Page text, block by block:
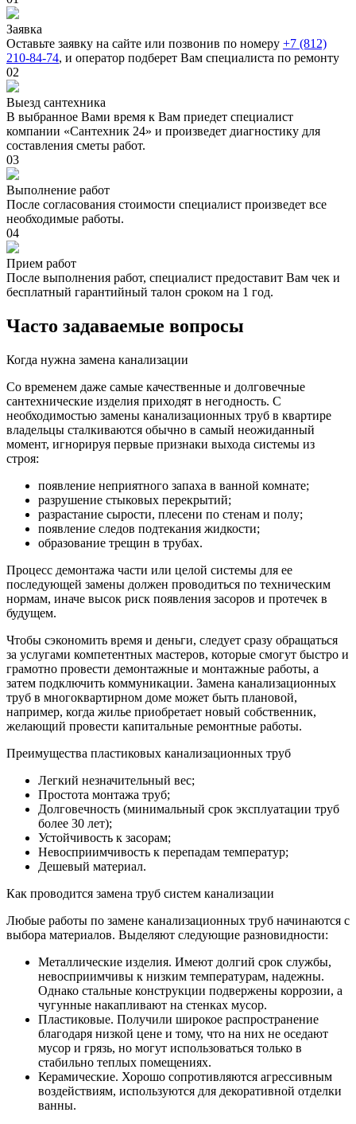
Заявка
Оставьте заявку на сайте или позвонив по номеру +7 (812)
210-84-74, и оператор подберет Вам специалиста по ремонту
02
Выезд сантехника
В выбранное Вами время к Вам приедет специалист
компании «Сантехник 24» и произведет диагностику для
составления сметы работ.
03
Выполнение работ
После согласования стоимости специалист произведет все
необходимые работы.
04
Прием работ
После выполнения работ, специалист предоставит Вам чек и
бесплатный гарантийный талон сроком на 1 год.
Часто задаваемые вопросы
Когда нужна замена канализации
Со временем даже самые качественные и долговечные
сантехнические изделия приходят в негодность. С
необходимостью замены канализационных труб в квартире
владельцы сталкиваются обычно в самый неожиданный
момент, игнорируя первые признаки выхода системы из
строя:
появление неприятного запаха в ванной комнате;
разрушение стыковых перекрытий;
разрастание сырости, плесени по стенам и полу;
появление следов подтекания жидкости;
образование трещин в трубах.
Процесс демонтажа части или целой системы для ее
последующей замены должен проводиться по техническим
нормам, иначе высок риск появления засоров и протечек в
будущем.
Чтобы сэкономить время и деньги, следует сразу обращаться
за услугами компетентных мастеров, которые смогут быстро и
грамотно провести демонтажные и монтажные работы, а
затем подключить коммуникации. Замена канализационных
труб в многоквартирном доме может быть плановой,
например, когда жилье приобретает новый собственник,
желающий провести капитальные ремонтные работы.
Преимущества пластиковых канализационных труб
Легкий незначительный вес;
Простота монтажа труб;
Долговечность (минимальный срок эксплуатации труб
более 30 лет);
Устойчивость к засорам;
Невосприимчивость к перепадам температур;
Дешевый материал.
Как проводится замена труб систем канализации
Любые работы по замене канализационных труб начинаются с
выбора материалов. Выделяют следующие разновидности:
Металлические изделия. Имеют долгий срок службы,
невосприимчивы к низким температурам, надежны.
Однако стальные конструкции подвержены коррозии, а
чугунные накапливают на стенках мусор.
Пластиковые. Получили широкое распространение
благодаря низкой цене и тому, что на них не оседают
мусор и грязь, но могут использоваться только в
стабильно теплых помещениях.
Керамические. Хорошо сопротивляются агрессивным
воздействиям, используются для декоративной отделки
ванны.